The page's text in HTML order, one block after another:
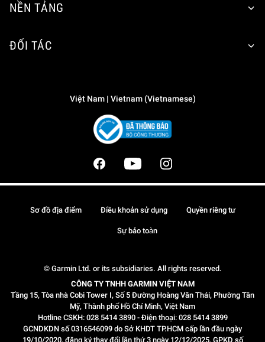
NỀN TẢNG
ĐỐI TÁC
Việt Nam | Vietnam (Vietnamese)
© Garmin Ltd. or its subsidiaries. All rights reserved.
CÔNG TY TNHH GARMIN VIỆT NAM
Tầng 15, Tòa nhà Cobi Tower I, Số 5 Đường Hoàng Văn Thái, Phường Tân
Mỹ, Thành phố Hồ Chí Minh, Việt Nam
Hotline CSKH: 028 5414 3890 - Điện thoại: 028 5414 3899
GCNDKDN số 0316546099 do Sở KHDT TP.HCM cấp lần đầu ngày
19/10/2020, đăng ký thay đổi lần thứ 3 ngày 12/12/2025, GPKD số
Sơ đồ địa điểm Điều khoản sử dụng Quyền riêng tư
Sự bảo toàn